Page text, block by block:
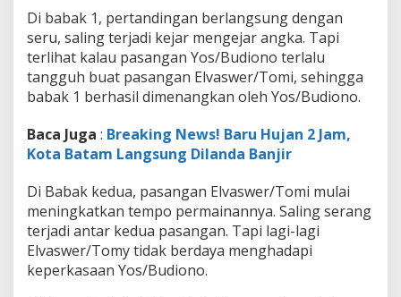
a
i
,
Y
o
s
B
u
d
o
n
o
T
a
m
Di babak 1, pertandingan berlangsung dengan
seru, saling terjadi kejar mengejar angka. Tapi
terlihat kalau pasangan Yos/Budiono terlalu
tangguh buat pasangan Elvaswer/Tomi, sehingga
babak 1 berhasil dimenangkan oleh Yos/Budiono.
Baca Juga : Breaking News! Baru Hujan 2 Jam,
Kota Batam Langsung Dilanda Banjir
Di Babak kedua, pasangan Elvaswer/Tomi mulai
meningkatkan tempo permainannya. Saling serang
terjadi antar kedua pasangan. Tapi lagi-lagi
Elvaswer/Tomy tidak berdaya menghadapi
keperkasaan Yos/Budiono.